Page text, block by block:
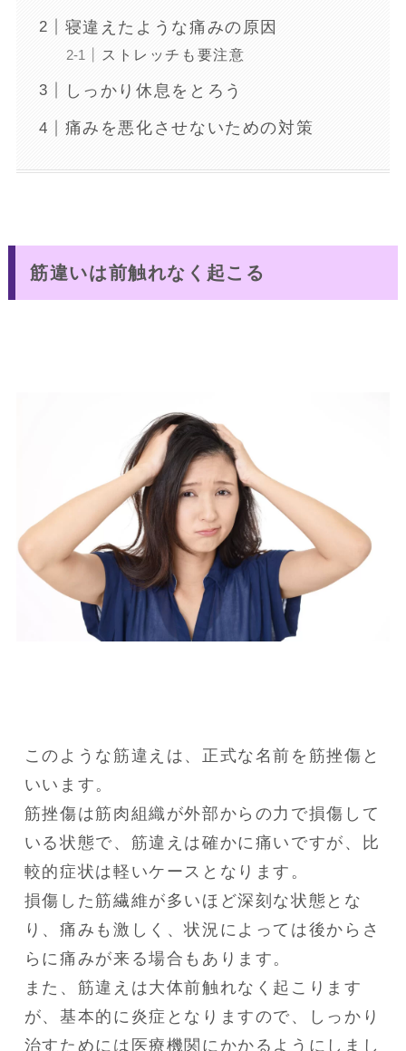
寝違えたような痛みの原因
ストレッチも要注意
しっかり休息をとろう
痛みを悪化させないための対策
筋違いは前触れなく起こる
このような筋違えは、正式な名前を筋挫傷と
いいます。
筋挫傷は筋肉組織が外部からの力で損傷して
いる状態で、筋違えは確かに痛いですが、比
較的症状は軽いケースとなります。
損傷した筋繊維が多いほど深刻な状態とな
り、痛みも激しく、状況によっては後からさ
らに痛みが来る場合もあります。
また、筋違えは大体前触れなく起こります
が、基本的に炎症となりますので、しっかり
治すためには医療機関にかかるようにしまし